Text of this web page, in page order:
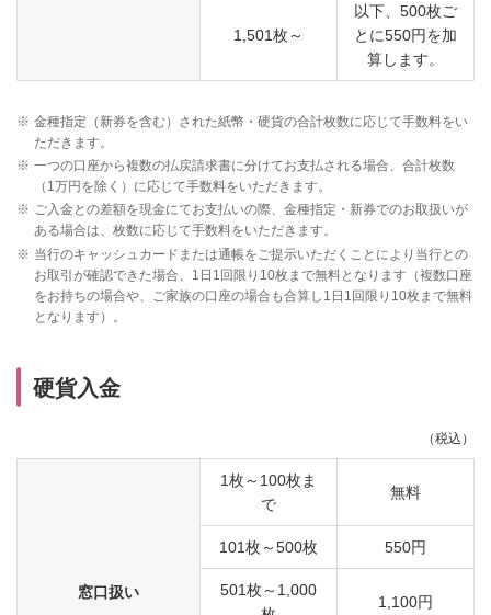
1,501枚～
以下、500枚ご
とに550円を加
算します。
※ 金種指定（新券を含む）された紙幣・硬貨の合計枚数に応じて手数料をい
ただきます。
※ 一つの口座から複数の払戻請求書に分けてお支払される場合、合計枚数
（1万円を除く）に応じて手数料をいただきます。
※ ご入金との差額を現金にてお支払いの際、金種指定・新券でのお取扱いが
ある場合は、枚数に応じて手数料をいただきます。
※ 当行のキャッシュカードまたは通帳をご提示いただくことにより当行との
お取引が確認できた場合、1日1回限り10枚まで無料となります（複数口座
をお持ちの場合や、ご家族の口座の場合も合算し1日1回限り10枚まで無料
となります）。
硬貨入金
（税込）
窓口扱い
1枚～100枚ま
で
無料
101枚～500枚 550円
501枚～1,000
1,100円